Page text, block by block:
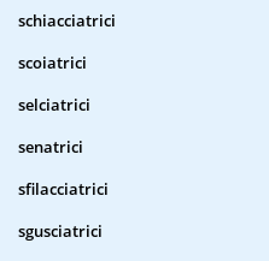
schiacciatrici
scoiatrici
selciatrici
senatrici
sfilacciatrici
sgusciatrici